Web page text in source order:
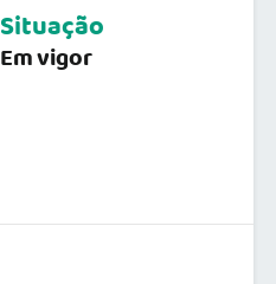
Situação
Em vigor